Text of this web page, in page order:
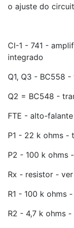
o ajuste do
CI-1 - 741 -
integrado
Q1, Q3 - BC558
Q2 = BC548 -
FTE - alto-
P1 - 22 k ohms -
P2 - 100 k ohms
Rx - resistor -
R1 - 100 k ohms
R2 - 4,7 k ohms